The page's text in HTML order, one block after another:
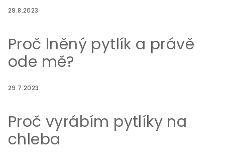
29.8.2023
Proč lněný pytlík a právě
ode mě?
29.7.2023
Proč vyrábím pytlíky na
chleba